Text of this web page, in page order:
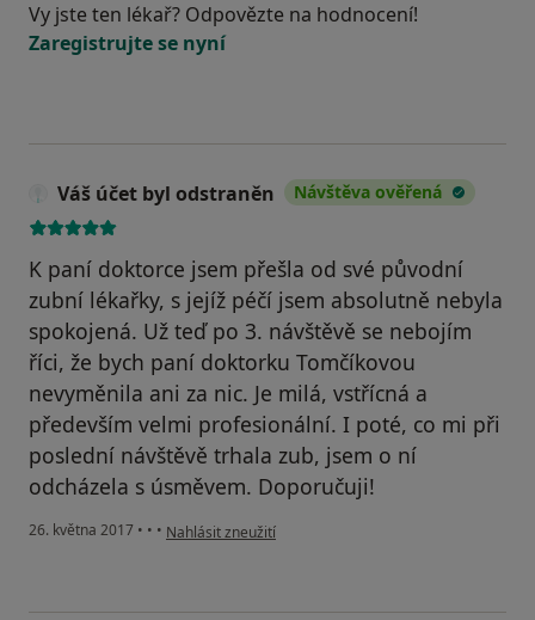
Vy jste ten lékař? Odpovězte na hodnocení!
Zaregistrujte se nyní
Váš účet byl odstraněn Návštěva ověřená
K paní doktorce jsem přešla od své původní
zubní lékařky, s jejíž péčí jsem absolutně nebyla
spokojená. Už teď po 3. návštěvě se nebojím
říci, že bych paní doktorku Tomčíkovou
nevyměnila ani za nic. Je milá, vstřícná a
především velmi profesionální. I poté, co mi při
poslední návštěvě trhala zub, jsem o ní
odcházela s úsměvem. Doporučuji!
26. května 2017 • • • podle názoru uživatele Váš účet byl odstraněn
Nahlásit zneužití